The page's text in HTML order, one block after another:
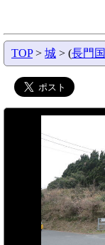
TOP> 城 > (長門国